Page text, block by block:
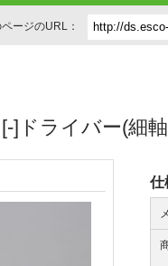
ージのURL：
]ドライバー(細
仕